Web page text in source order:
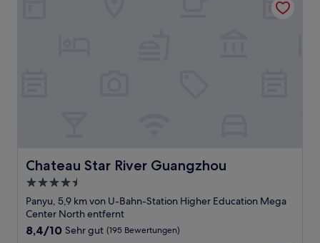
Chateau Star River Guangzhou
Chateau Star River Guangzhou
4.5-
Sterne-
Unterkunft
Panyu, 5,9 km von U-Bahn-Station Higher Education Mega
Center North entfernt
8.4
8,4/10 Sehr gut (195 Bewertungen)